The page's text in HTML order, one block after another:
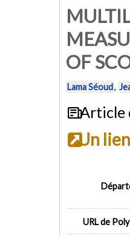
OF
Lama Séoud,
Article
Un
URL de